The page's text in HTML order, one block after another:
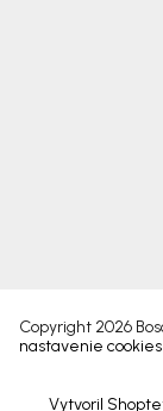
Vytvoril
Copyright 2026
nastavenie cookies